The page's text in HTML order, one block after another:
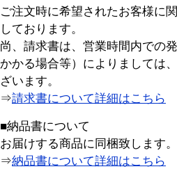
ご注文時に希望されたお客様に
しております。
尚、請求書は、営業時間内での
かかる場合等）によりましては
ざいます。
⇒請求書について詳細はこちら
■納品書について
お届けする商品に同梱致します。
⇒納品書について詳細はこちら